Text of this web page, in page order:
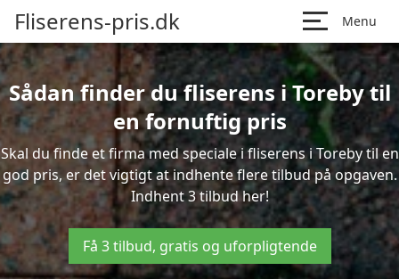
Fliserens-pris.dk Menu
Sådan finder du fliserens i Toreby til
en fornuftig pris
Skal du finde et firma med speciale i fliserens i Toreby til en
god pris, er det vigtigt at indhente flere tilbud på opgaven.
Indhent 3 tilbud her!
Få 3 tilbud, gratis og uforpligtende